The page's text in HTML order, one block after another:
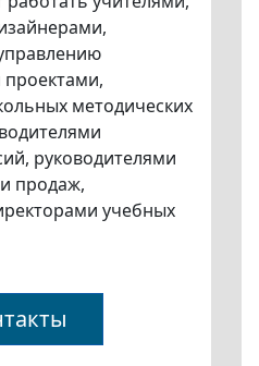
методических
руководителями
продаж,
учебных